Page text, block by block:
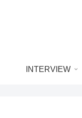
INTERVIEW